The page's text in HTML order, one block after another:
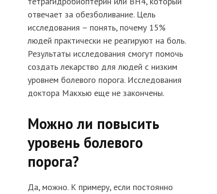
отвечает за обезболивание. Цель
исследования – понять, почему 15%
людей практически не реагируют на боль.
Результаты исследования смогут помочь
создать лекарство для людей с низким
уровнем болевого порога. Исследования
доктора Макхью еще не закончены.
Можно ли повысить
уровень болевого
порога?
Да, можно. К примеру, если постоянно